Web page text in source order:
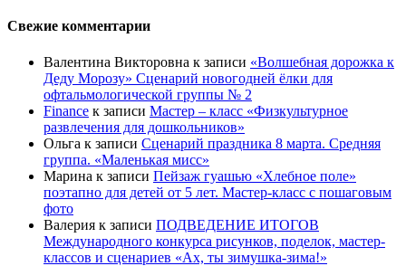
Свежие комментарии
Валентина Викторовна к записи «Волшебная дорожка к
Деду Морозу» Сценарий новогодней ёлки для
офтальмологической группы № 2
Finance к записи Мастер – класс «Физкультурное
развлечения для дошкольников»
Ольга к записи Сценарий праздника 8 марта. Средняя
группа. «Маленькая мисс»
Марина к записи Пейзаж гуашью «Хлебное поле»
поэтапно для детей от 5 лет. Мастер-класс с пошаговым
фото
Валерия к записи ПОДВЕДЕНИЕ ИТОГОВ
Международного конкурса рисунков, поделок, мастер-
классов и сценариев «Ах, ты зимушка-зима!»